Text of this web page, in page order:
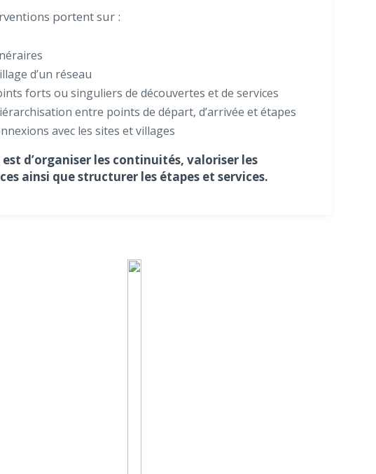
portent sur :
d’un réseau
forts ou singuliers de découvertes et de services
entre points de départ, d’arrivée et étapes
avec les sites et villages
est d’organiser les continuités, valoriser les
ainsi que structurer les étapes et services.